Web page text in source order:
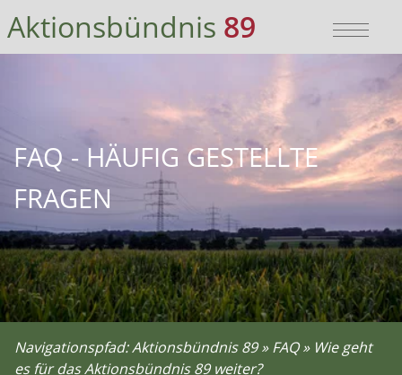
zur Hauptnavigation
zum Hauptinhalt
zum Inhaltsverzeichnis
Aktionsbündnis 89»
Wie geht es für das Aktionsbündnis
Aktionsbündnis 89
FAQ - HÄUFIG GESTELLTE
FRAGEN
Navigationspfad:Aktionsbündnis 89»FAQ» Wie geht
es für das Aktionsbündnis 89 weiter?